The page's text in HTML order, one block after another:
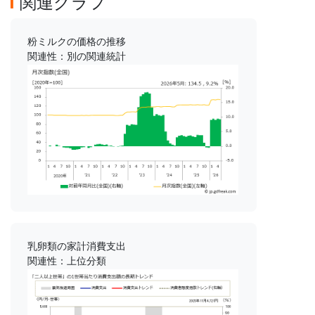
粉ミルクの価格の推移
関連性：別の関連統計
乳卵類の家計消費支出
関連性：上位分類